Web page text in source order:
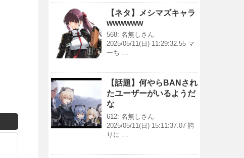
【ネタ】メシマズキャラ
wwwwww
568: 名無しさん
2025/05/11(日) 11:29:32.55 マ
ーち …
【話題】何やらBANされ
たユーザーがいるようだ
な
612: 名無しさん
2025/05/11(日) 15:11:37.07 誇
りに …